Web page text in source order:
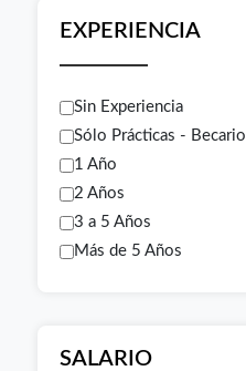
EXPERIENCIA
Sin Experiencia
Sólo Prácticas - Becario
1 Año
2 Años
3 a 5 Años
Más de 5 Años
SALARIO